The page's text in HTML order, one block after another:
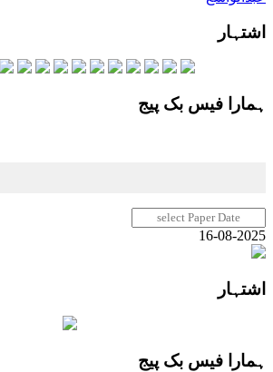
اشتہار
ہمارا فیس بک پیج
16-08-2025
اشتہار
ہمارا فیس بک پیج